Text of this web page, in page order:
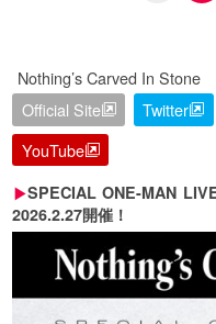
Nothing’s Carved In Stone
Official Site
Twitter
YouTube
SPECIAL ONE-MAN
2026.2.27開催！